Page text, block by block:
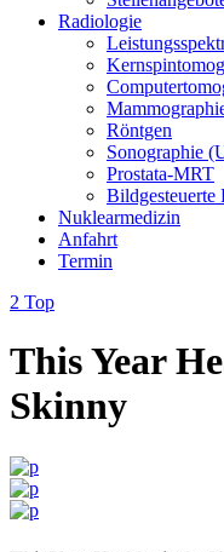
Radi­olo­gie
Rönt­gen
Sono­gra­phie
Prosta­ta-MRT
Bildges­teuerte
Nuk­learmedi­zin
Anfahrt
Ter­min
Top
This Year
Skin­ny